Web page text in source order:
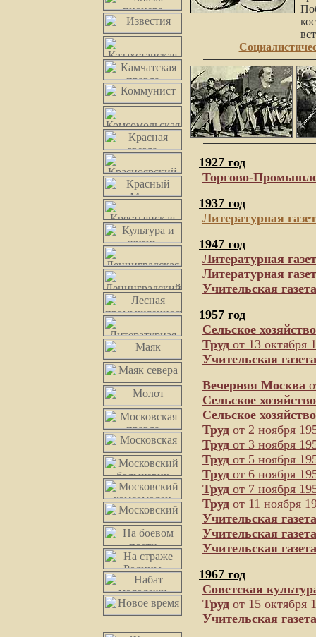
1927 год
Торгово-
1937 год
Литературная
1947 год
Литературная
Литературная
Учительская газета
1957 год
Сельское хозяйство
Труд от 13 октября
Учительская газета
Вечерняя Москва
Сельское хозяйство
Сельское хозяйство
Труд от 2 ноября
Труд от 3 ноября
Труд от 5 ноября
Труд от 6 ноября
Труд от 7 ноября
Труд от 11 ноября
Учительская газета
Учительская газета
Учительская газета
1967 год
Советская
Труд от 15 октября
Учительская газета